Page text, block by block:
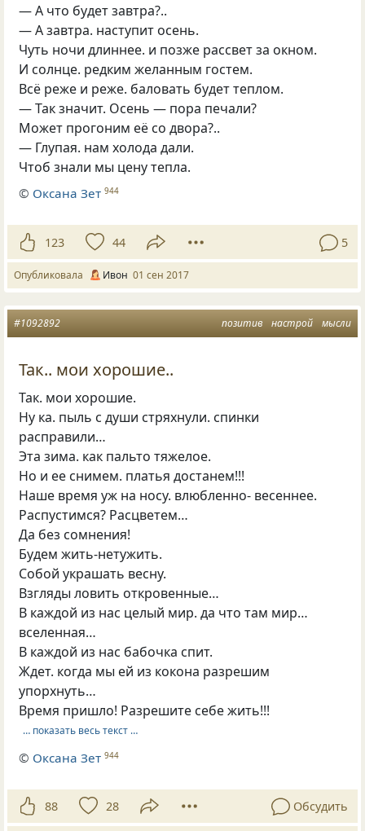
— А что будет завтра?..
— А завтра. наступит осень.
Чуть ночи длиннее. и позже рассвет за окном.
И солнце. редким желанным гостем.
Всё реже и реже. баловать будет теплом.
— Так значит. Осень — пора печали?
Может прогоним её со двора?..
— Глупая. нам холода дали.
Чтоб знали мы цену тепла.
© Оксана Зет 944
123 44 5
Опубликовала Ивон 01 сен 2017
позитив настрой мысли
#1092892
Так.. мои хорошие..
Так. мои хорошие.
Ну ка. пыль с души стряхнули. спинки
расправили…
Эта зима. как пальто тяжелое.
Но и ее снимем. платья достанем!!!
Наше время уж на носу. влюбленно- весеннее.
Распустимся? Расцветем…
Да без сомнения!
Будем жить-нетужить.
Собой украшать весну.
Взгляды ловить откровенные…
В каждой из нас целый мир. да что там мир…
вселенная…
В каждой из нас бабочка спит.
Ждет. когда мы ей из кокона разрешим
упорхнуть…
Время пришло! Разрешите себе жить!!!
… показать весь текст …
© Оксана Зет 944
88 28 Обсудить